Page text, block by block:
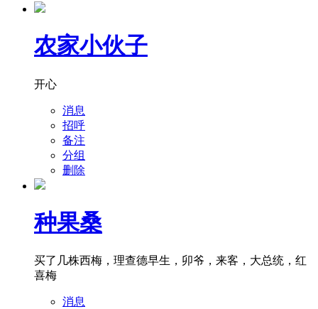
农家小伙子
开心
消息
招呼
备注
分组
删除
种果桑
买了几株西梅，理查德早生，卯爷，来客，大总统，红
喜梅
消息